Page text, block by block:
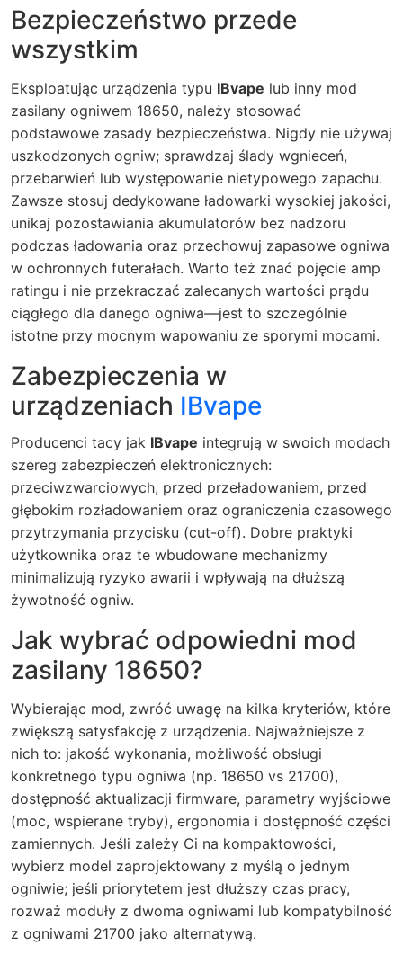
Bezpieczeństwo przede
wszystkim
Eksploatując urządzenia typu IBvape lub inny mod
zasilany ogniwem 18650, należy stosować
podstawowe zasady bezpieczeństwa. Nigdy nie używaj
uszkodzonych ogniw; sprawdzaj ślady wgnieceń,
przebarwień lub występowanie nietypowego zapachu.
Zawsze stosuj dedykowane ładowarki wysokiej jakości,
unikaj pozostawiania akumulatorów bez nadzoru
podczas ładowania oraz przechowuj zapasowe ogniwa
w ochronnych futerałach. Warto też znać pojęcie amp
ratingu i nie przekraczać zalecanych wartości prądu
ciągłego dla danego ogniwa—jest to szczególnie
istotne przy mocnym wapowaniu ze sporymi mocami.
Zabezpieczenia w
urządzeniach IBvape
Producenci tacy jak IBvape integrują w swoich modach
szereg zabezpieczeń elektronicznych:
przeciwzwarciowych, przed przeładowaniem, przed
głębokim rozładowaniem oraz ograniczenia czasowego
przytrzymania przycisku (cut-off). Dobre praktyki
użytkownika oraz te wbudowane mechanizmy
minimalizują ryzyko awarii i wpływają na dłuższą
żywotność ogniw.
Jak wybrać odpowiedni mod
zasilany 18650?
Wybierając mod, zwróć uwagę na kilka kryteriów, które
zwiększą satysfakcję z urządzenia. Najważniejsze z
nich to: jakość wykonania, możliwość obsługi
konkretnego typu ogniwa (np. 18650 vs 21700),
dostępność aktualizacji firmware, parametry wyjściowe
(moc, wspierane tryby), ergonomia i dostępność części
zamiennych. Jeśli zależy Ci na kompaktowości,
wybierz model zaprojektowany z myślą o jednym
ogniwie; jeśli priorytetem jest dłuższy czas pracy,
rozważ moduły z dwoma ogniwami lub kompatybilność
z ogniwami 21700 jako alternatywą.